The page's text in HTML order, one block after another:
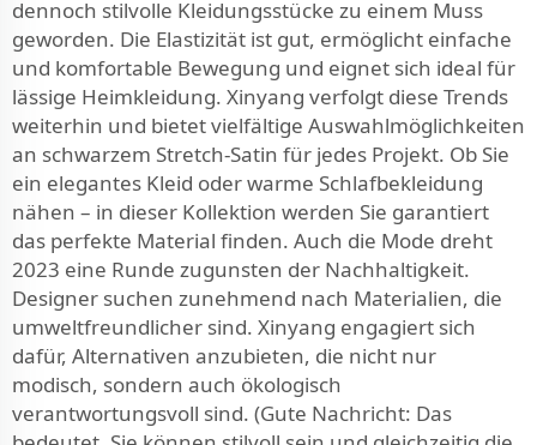
dennoch stilvolle Kleidungsstücke zu einem Muss
geworden. Die Elastizität ist gut, ermöglicht einfache
und komfortable Bewegung und eignet sich ideal für
lässige Heimkleidung. Xinyang verfolgt diese Trends
weiterhin und bietet vielfältige Auswahlmöglichkeiten
an schwarzem Stretch-Satin für jedes Projekt. Ob Sie
ein elegantes Kleid oder warme Schlafbekleidung
nähen – in dieser Kollektion werden Sie garantiert
das perfekte Material finden. Auch die Mode dreht
2023 eine Runde zugunsten der Nachhaltigkeit.
Designer suchen zunehmend nach Materialien, die
umweltfreundlicher sind. Xinyang engagiert sich
dafür, Alternativen anzubieten, die nicht nur
modisch, sondern auch ökologisch
verantwortungsvoll sind. (Gute Nachricht: Das